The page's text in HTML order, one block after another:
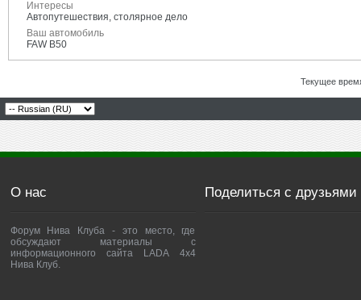
Интересы
Автопутешествия, столярное дело
Ваш автомобиль
FAW B50
Текущее
О нас
Форум Нива Клуба - это место, где
обсуждают материалы с
информационного сайта LADA 4x4
Нива Клуб.
Поделиться с друзьями